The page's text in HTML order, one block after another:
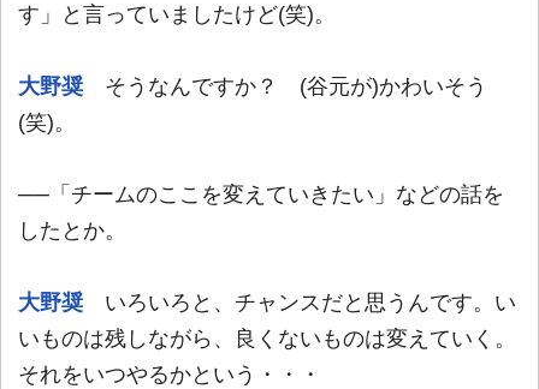
す」と言っていましたけど(笑)。
大野奨 そうなんですか？ (谷元が)かわいそう
(笑)。
──「チームのここを変えていきたい」などの話を
したとか。
大野奨 いろいろと、チャンスだと思うんです。い
いものは残しながら、良くないものは変えていく。
それをいつやるかという・・・